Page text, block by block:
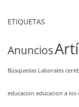
ETIQUETAS
Anuncios
Búsquedas Laborales
educacion educacion a los